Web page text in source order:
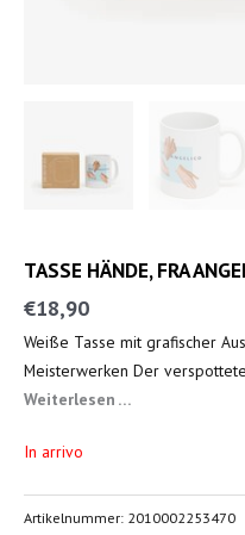
TASSE HÄNDE, FRA
€18,90
Weiße Tasse mit grafischer
Meisterwerken Der
Angelico.
Weiterlesen …
In arrivo
Artikelnummer: 2010002253470